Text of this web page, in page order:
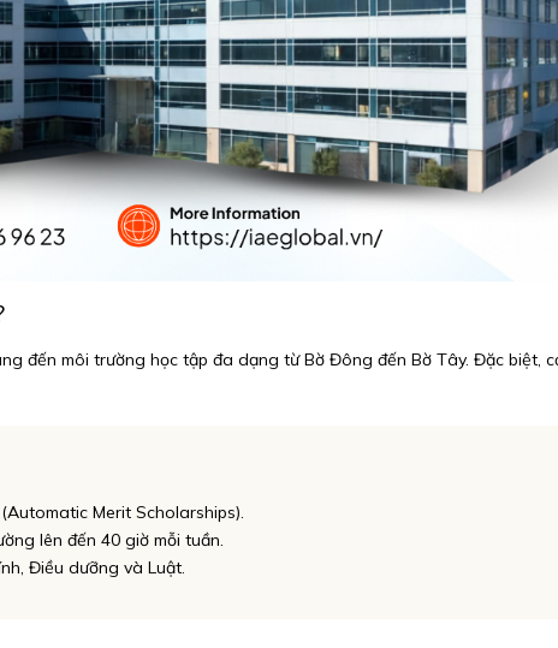
đến môi trường học tập đa dạng từ Bờ Đông đến Bờ Tây. Đặc biệt,
Merit Scholarships).
lên đến 40 giờ mỗi tuần.
Điều dưỡng và Luật.